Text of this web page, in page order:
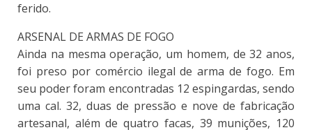
ferido.
ARSENAL DE ARMAS DE FOGO
Ainda na mesma operação, um homem, de 32 anos,
foi preso por comércio ilegal de arma de fogo. Em
seu poder foram encontradas 12 espingardas, sendo
uma cal. 32, duas de pressão e nove de fabricação
artesanal, além de quatro facas, 39 munições, 120